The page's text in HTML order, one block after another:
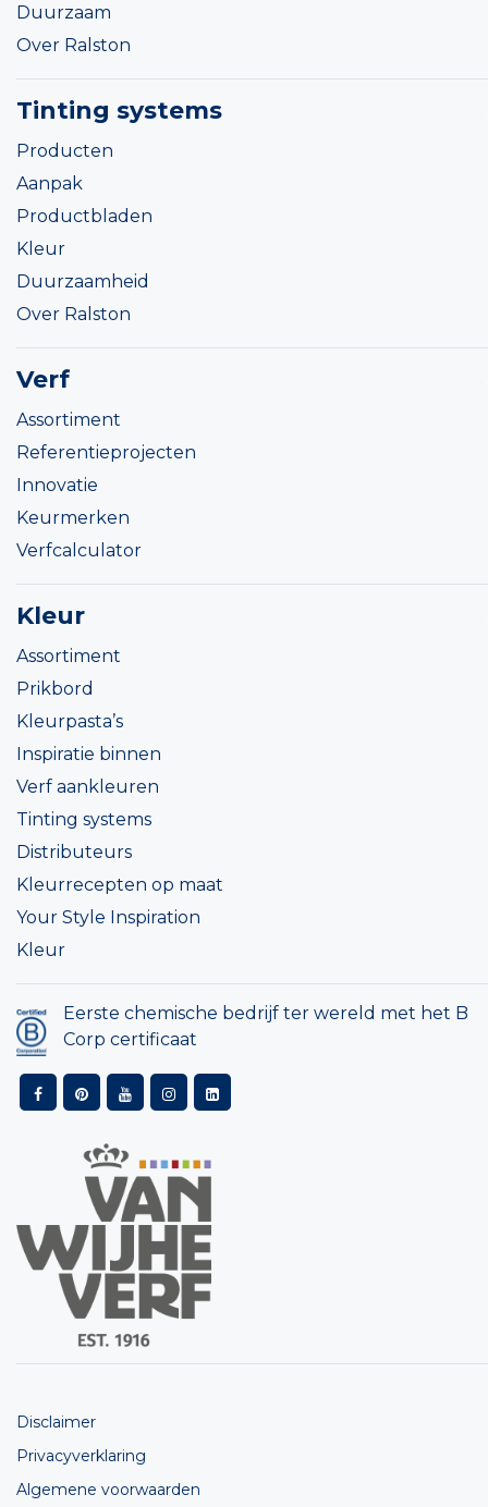
Duurzaam
Over Ralston
Tinting systems
Producten
Aanpak
Productbladen
Kleur
Duurzaamheid
Over Ralston
Verf
Assortiment
Referentieprojecten
Innovatie
Keurmerken
Verfcalculator
Kleur
Assortiment
Prikbord
Kleurpasta’s
Inspiratie binnen
Verf aankleuren
Tinting systems
Distributeurs
Kleurrecepten op maat
Your Style Inspiration
Kleur
Eerste chemische bedrijf ter wereld met het B
Corp certificaat
Disclaimer
Privacyverklaring
Algemene voorwaarden